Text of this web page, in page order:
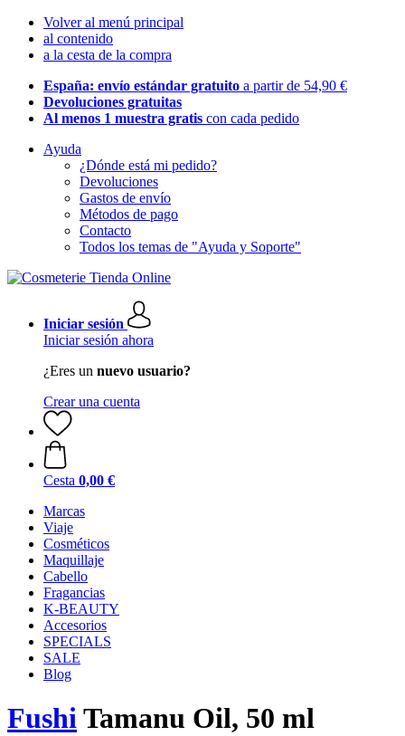
Volver al menú principal
al contenido
a la cesta de la compra
España: envío estándar gratuito a partir de 54,90 €
Devoluciones gratuitas
Al menos 1 muestra gratis con cada pedido
Ayuda
¿Dónde está mi pedido?
Devoluciones
Gastos de envío
Métodos de pago
Contacto
Todos los temas de "Ayuda y Soporte"
Iniciar sesión
Iniciar sesión ahora
¿Eres un nuevo usuario?
Crear una cuenta
Cesta 0,00 €
Marcas
Viaje
Cosméticos
Maquillaje
Cabello
Fragancias
K-BEAUTY
Accesorios
SPECIALS
SALE
Blog
FushiTamanu Oil, 50 ml